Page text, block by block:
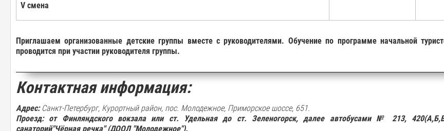
V смена
Приглашаем организованные детские группы вместе с руководителями. Обучение по программе начальной
проводится при участии руководителя группы.
Контактная информация:
Адрес: Санкт-Петербург, Курортный район, пос. Молодежное, Приморское шоссе, 651.
Проезд: от Финляндского вокзала или ст. Удельная до ст. Зеленогорск, далее автобусами № 213,
санаторий"Чёрная речка" (ДООЛ "Молодежное").